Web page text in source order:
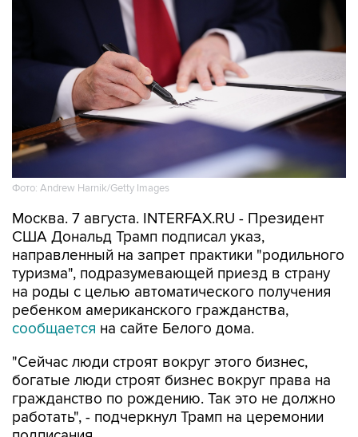
Фото: Andrew Harnik/Getty Images
Москва. 7 августа. INTERFAX.RU - Президент
США Дональд Трамп подписал указ,
направленный на запрет практики "родильного
туризма", подразумевающей приезд в страну
на роды с целью автоматического получения
ребенком американского гражданства,
сообщается на сайте Белого дома.
"Сейчас люди строят вокруг этого бизнес,
богатые люди строят бизнес вокруг права на
гражданство по рождению. Так это не должно
работать", - подчеркнул Трамп на церемонии